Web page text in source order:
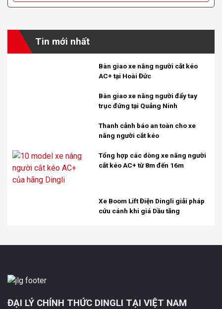
Tin mới nhất
Bàn giao xe nâng người cắt kéo
AC+ tại Hoài Đức
Bàn giao xe nâng người đẩy tay
trục đứng tại Quảng Ninh
Thanh cảnh báo an toàn cho xe
nâng người cắt kéo
Tổng hợp các dòng xe nâng người
cắt kéo AC+ từ 8m đến 16m
Xe Boom Lift Điện Dingli giải pháp
cứu cánh khi giá Dầu tăng
ĐẠI LÝ CHÍNH THỨC DINGLI TẠI VIỆT NAM